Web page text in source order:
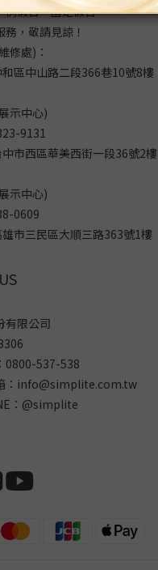
例假日、國定假日
，敬請見諒！
修處)：
區中山路二段366巷10號8樓
示中心)
9131
市西區華美西街一段36號2樓
示中心)
0609
市三民區大順三路363號1樓
有限公司
0800-537-538
：info@simplite.com.tw
：@simplite